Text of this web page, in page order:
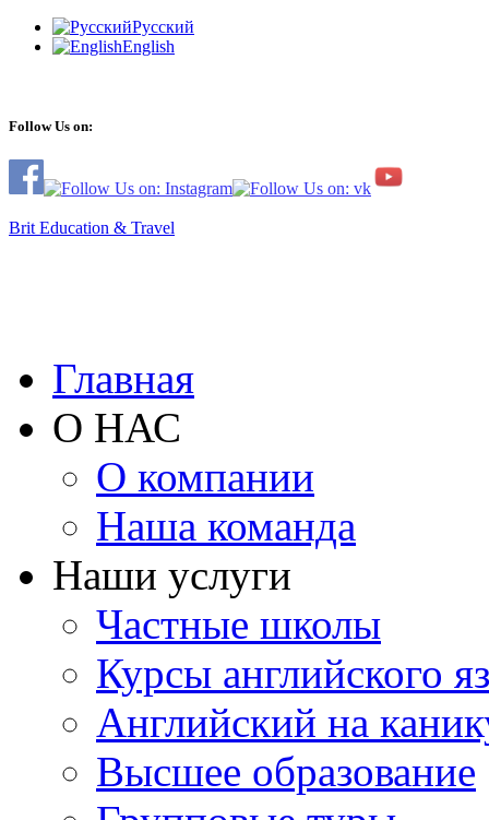
Русский
English
Follow Us on:
Brit Education & Travel
Главная
О НАС
О компании
Наша команда
Наши услуги
Частные школы
Курсы английского
Английский на
Высшее образование